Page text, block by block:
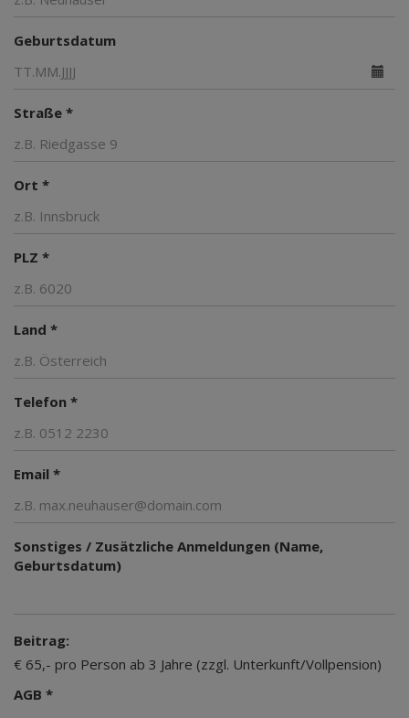
Geburtsdatum
Straße *
Ort *
PLZ *
Land *
Telefon *
Email *
Sonstiges / Zusätzliche Anmeldungen (Name,
Geburtsdatum)
Beitrag:
€ 65,- pro Person ab 3 Jahre (zzgl. Unterkunft/Vollpension)
AGB *